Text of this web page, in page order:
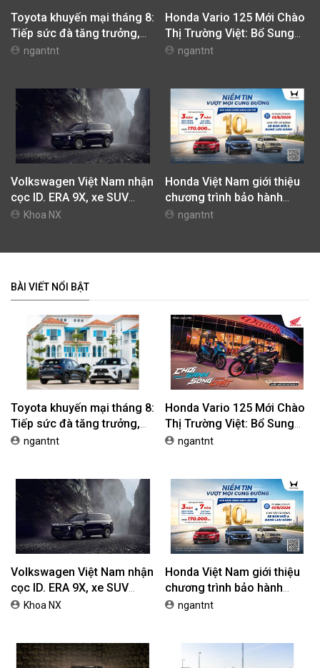
Toyota khuyến mại tháng 8:
Tiếp sức đà tăng trưởng,
tối ưu chi phí mua xe
ngantnt
Honda Vario 125 Mới Chào
Thị Trường Việt: Bổ Sung
Phiên Bản Street, Giá Từ
ngantnt
Volkswagen Việt Nam nhận
cọc ID. ERA 9X, xe SUV
EREV dự kiến giá dưới 3 tỷ
Khoa NX
Honda Việt Nam giới thiệu
chương trình bảo hành
chính hãng lên tới 10 năm
ngantnt
BÀI VIẾT NỔI BẬT
Toyota khuyến mại tháng 8:
Tiếp sức đà tăng trưởng,
tối ưu chi phí mua xe
ngantnt
Honda Vario 125 Mới Chào
Thị Trường Việt: Bổ Sung
Phiên Bản Street, Giá Từ
ngantnt
Volkswagen Việt Nam nhận
cọc ID. ERA 9X, xe SUV
EREV dự kiến giá dưới 3 tỷ
Khoa NX
Honda Việt Nam giới thiệu
chương trình bảo hành
chính hãng lên tới 10 năm
ngantnt